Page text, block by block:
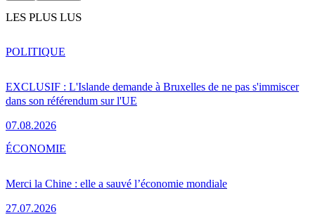
LES PLUS LUS
EXCLUSIF : L'Islande demande à Bruxelles de ne pas s'immiscer
dans son référendum sur l'UE
07.08.2026
POLITIQUE
Merci la Chine : elle a sauvé l’économie mondiale
27.07.2026
ÉCONOMIE